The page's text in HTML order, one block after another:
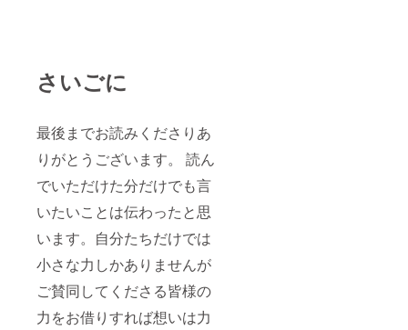
さいごに
最後までお読みくださりあ
りがとうございます。 読ん
でいただけた分だけでも言
いたいことは伝わったと思
います。自分たちだけでは
小さな力しかありませんが
ご賛同してくださる皆様の
力をお借りすれば想いは力